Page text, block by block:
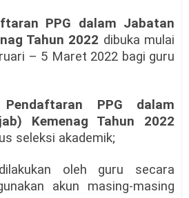
PPG dalam Jabatan
Tahun 2022 dibuka mulai
– 5 Maret 2022 bagi guru
Pendaftaran PPG dalam
Kemenag Tahun 2022
seleksi akademik;
oleh guru secara
akun masing-masing